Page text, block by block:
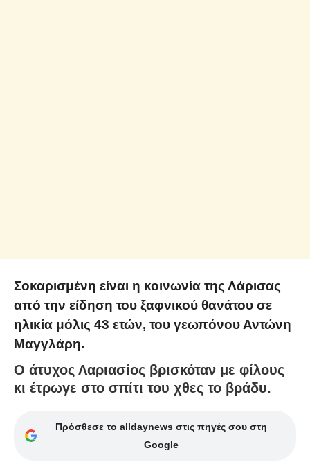
Σοκαρισμένη είναι η κοινωνία της Λάρισας
από την είδηση του ξαφνικού θανάτου σε
ηλικία μόλις 43 ετών, του γεωπόνου Αντώνη
Μαγγλάρη.
Ο άτυχος Λαριασίος βρισκόταν με φίλους
κι έτρωγε στο σπίτι του χθες το βράδυ.
Πρόσθεσε το alldaynews στις πηγές σου στη
Google